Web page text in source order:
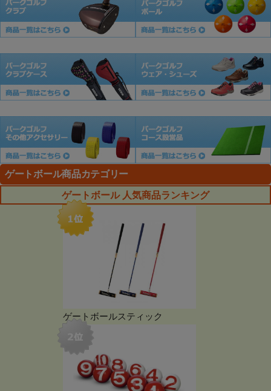
ゲートボール商品カテゴリー
ゲートボール 人気商品ランキング
ゲートボールスティック